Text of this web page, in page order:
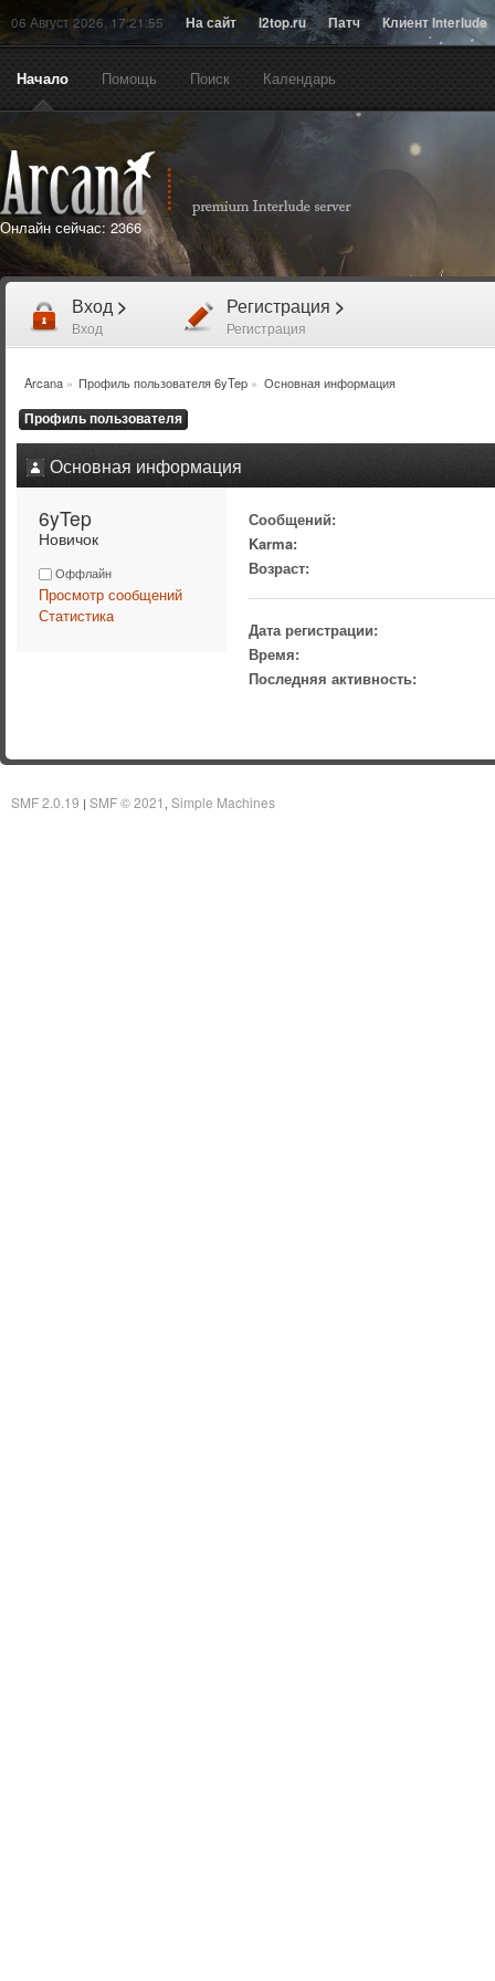
06 Август 2026, 17:21:55 На сайт l2top.ru Патч Клиент Interlude
Начало Помощь Поиск Календарь
Онлайн сейчас: 2366
Вход >
Вход
Регистрация >
Регистрация
Arcana» Профиль пользователя 6yTep » Основная информация
Профиль пользователя
Основная информация
6yTep
Новичок
Оффлайн
Просмотр сообщений
Статистика
Сообщений:
Karma:
Возраст:
Дата регистрации:
Время:
Последняя активность:
SMF 2.0.19 | SMF © 2021 Simple Machines